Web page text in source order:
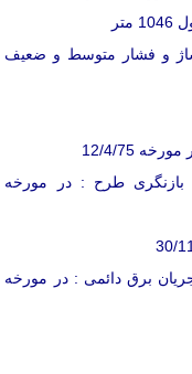
4 واحد پست پاساژ و فشار متوسط و ضعیف
بازنگری طرح : در مورخه
برق دائمی : در مورخه